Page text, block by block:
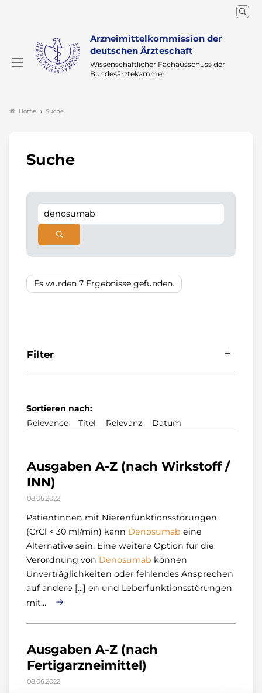
Arzneimittelkommission der
deutschen Ärzteschaft
Wissenschaftlicher Fachausschuss der
Bundesärztekammer
Home Suche
Suche
Suchen
Search
Suchen
Es wurden 7 Ergebnisse gefunden.
Filter
Seiten (7)
Seiten(7)
Alle Filter entfernen
Sortieren nach:
Relevance
Titel Relevanz Datum
Ausgaben A-Z (nach Wirkstoff /
INN)
08.06.2022
Patientinnen mit Nierenfunktionsstörungen
(CrCl < 30 ml/min) kann Denosumab eine
Alternative sein. Eine weitere Option für die
Verordnung von Denosumab können
Unverträglichkeiten oder fehlendes Ansprechen
auf andere [...] en und Leberfunktionsstörungen
mit…
Ausgaben A-Z (nach
Fertigarzneimittel)
08.06.2022